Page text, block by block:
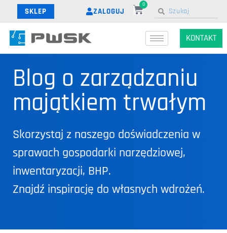
SKLEP ZALOGUJ
0
KONTAKT
Blog o zarządzaniu
majątkiem trwałym
Skorzystaj z naszego doświadczenia w
sprawach gospodarki narzędziowej,
inwentaryzacji, BHP.
Znajdź inspirację do własnych wdrożeń.